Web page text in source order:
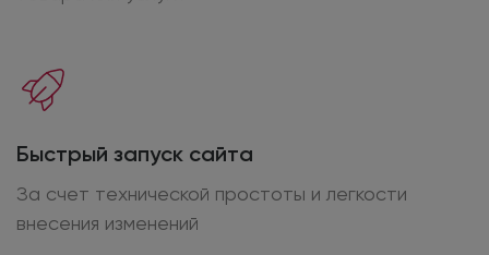
Быстрый запуск сайта
За счет технической простоты и легкости
внесения изменений